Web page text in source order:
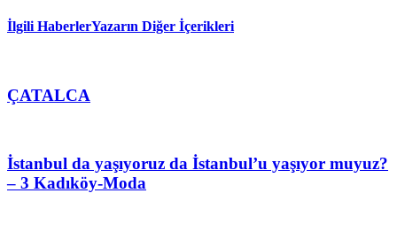
İlgili HaberlerYazarın Diğer İçerikleri
ÇATALCA
İstanbul da yaşıyoruz da İstanbul’u yaşıyor muyuz?
– 3 Kadıköy-Moda